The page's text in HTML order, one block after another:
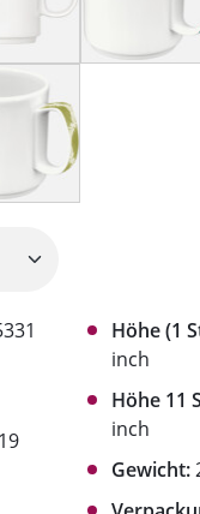
Höhe (1
inch
Höhe 11
inch
Gewicht: